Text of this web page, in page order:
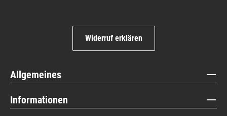
Widerruf erklären
Allgemeines
Informationen